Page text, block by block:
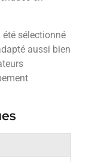
sélectionné
aussi bien